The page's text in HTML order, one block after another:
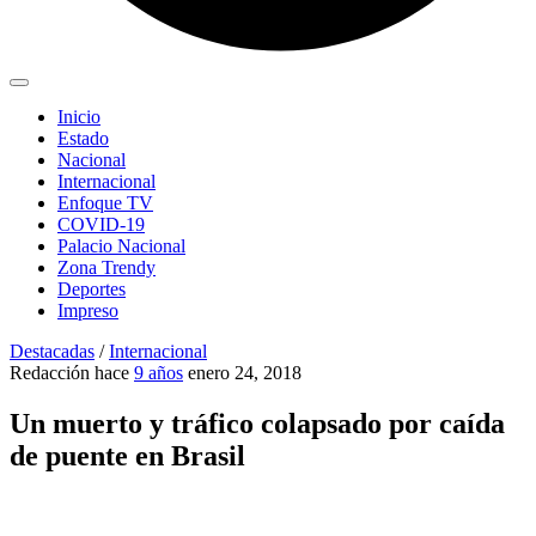
Inicio
Estado
Nacional
Internacional
Enfoque TV
COVID-19
Palacio Nacional
Zona Trendy
Deportes
Impreso
Destacadas /Internacional
Redacción hace 9 años enero 24, 2018
Un muerto y tráfico colapsado por caída
de puente en Brasil